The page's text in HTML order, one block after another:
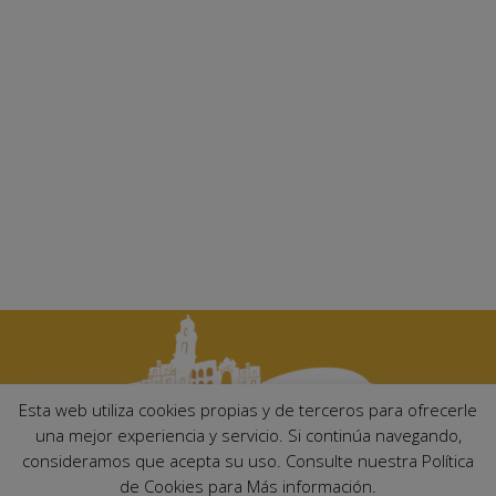
Ayuntamiento de Palma del Río. Plaza Mayor de Andalucía, 1 C.P:
14700 – Palma del Río (Córdoba)
Esta web utiliza cookies propias y de terceros para ofrecerle
una mejor experiencia y servicio. Si continúa navegando,
consideramos que acepta su uso. Consulte nuestra Política
de Cookies para Más información.